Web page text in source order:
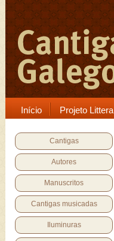
Início Projeto Littera
Cantigas
Autores
Manuscritos
Cantigas musicadas
Iluminuras